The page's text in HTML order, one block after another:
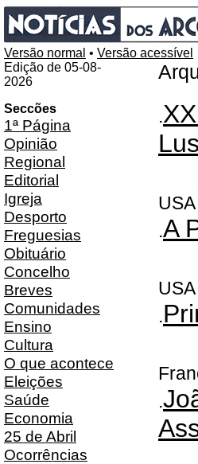
Versão normal • Versão acessível
Edição de 05-08-
2026
Seccões
1ª Página
Opinião
Regional
Editorial
Igreja
Desporto
Freguesias
Obituário
Concelho
Breves
Comunidades
Ensino
Cultura
O que acontece
Eleições
Saúde
Economia
25 de Abril
Ocorrências
.
USA
.A
USA
.
.